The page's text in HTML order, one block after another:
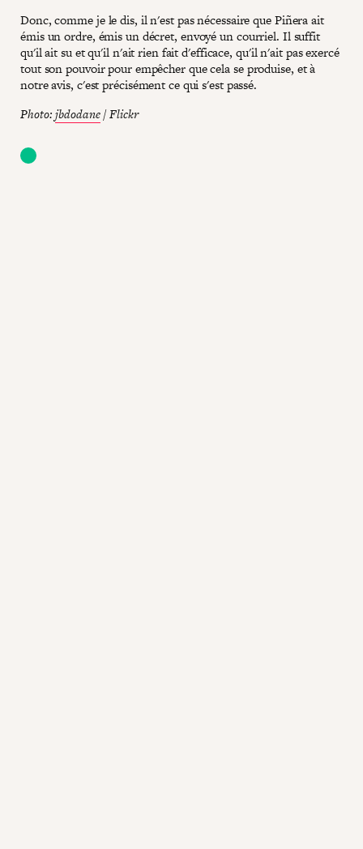
Donc, comme je le dis, il n'est pas nécessaire que Piñera ait
émis un ordre, émis un décret, envoyé un courriel. Il suffit
qu'il ait su et qu'il n'ait rien fait d'efficace, qu'il n'ait pas exercé
tout son pouvoir pour empêcher que cela se produise, et à
notre avis, c'est précisément ce qui s'est passé.
Photo:jbdodane/ Flickr